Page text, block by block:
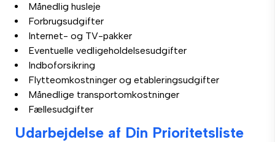
Månedlig husleje
Forbrugsudgifter
Internet- og TV-pakker
Eventuelle vedligeholdelsesudgifter
Indboforsikring
Flytteomkostninger og etableringsudgifter
Månedlige transportomkostninger
Fællesudgifter
Udarbejdelse af Din Prioritetsliste